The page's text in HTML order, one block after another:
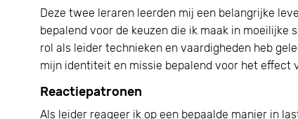
Deze twee leraren leerden mij een belangrijke
bepalend voor de keuzen die ik maak in
rol als leider technieken en vaardigheden heb
mijn identiteit en missie bepalend voor het effect
Reactiepatronen
Als leider reageer ik op een bepaalde manier in